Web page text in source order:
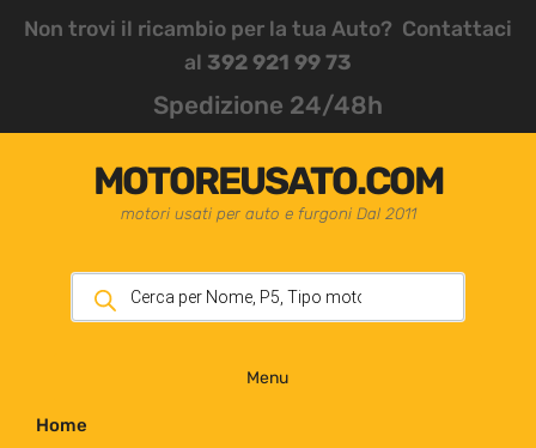
Non trovi il ricambio per la tua Auto? Contattaci
al 392 921 99 73
Spedizione 24/48h
MOTOREUSATO.COM
motori usati per auto e furgoni Dal 2011
Menu
Home